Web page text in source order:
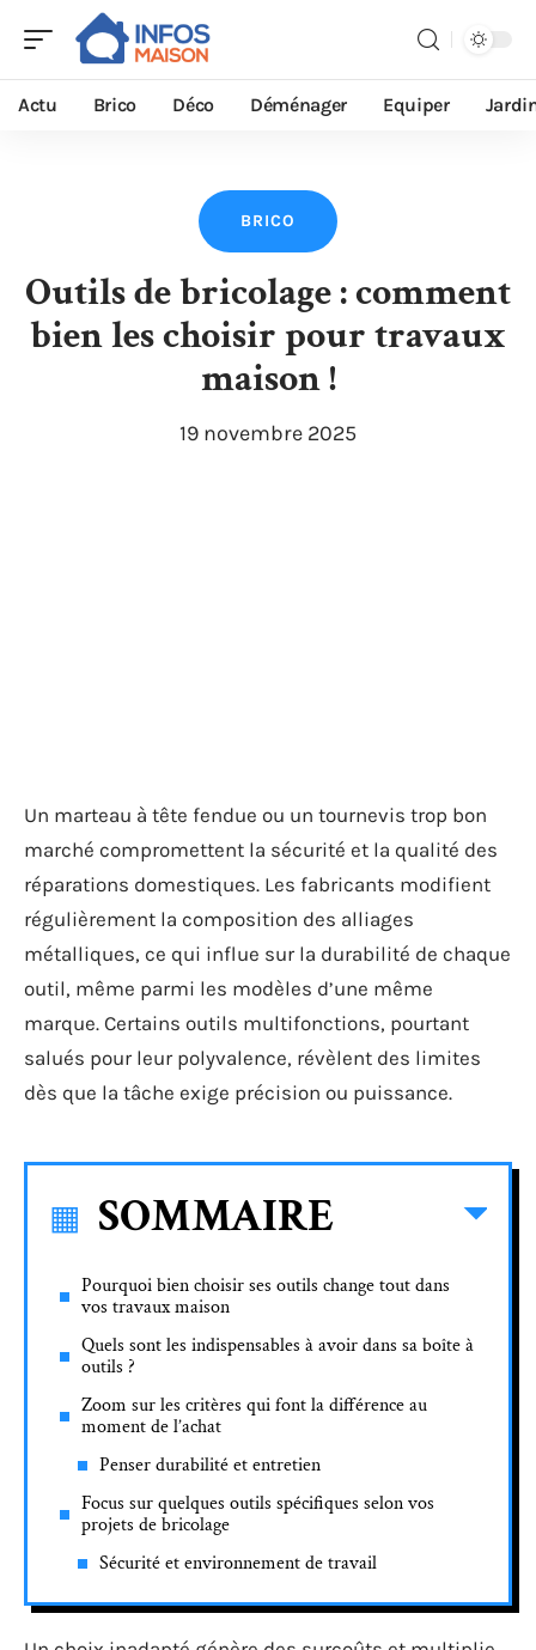
Actu Brico Déco Déménager Equiper
BRICO
Outils de bricolage : comment
bien les choisir pour travaux
maison !
19 novembre 2025
Un marteau à tête fendue ou un tournevis trop bon
marché compromettent la sécurité et la qualité des
réparations domestiques. Les fabricants modifient
régulièrement la composition des alliages
métalliques, ce qui influe sur la durabilité de chaque
outil, même parmi les modèles d’une même
marque. Certains outils multifonctions, pourtant
salués pour leur polyvalence, révèlent des limites
dès que la tâche exige précision ou puissance.
SOMMAIRE
Pourquoi bien choisir ses outils change tout dans
vos travaux maison
Quels sont les indispensables à avoir dans sa boîte à
outils ?
Zoom sur les critères qui font la différence au
moment de l’achat
Penser durabilité et entretien
Focus sur quelques outils spécifiques selon vos
projets de bricolage
Sécurité et environnement de travail